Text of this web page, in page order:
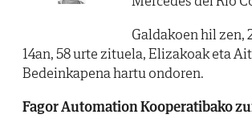
Galdakoen hil zen,
14an, 58 urte zituela, Elizakoak eta
Bedeinkapena hartu ondoren.
Fagor Automation Kooperatibako